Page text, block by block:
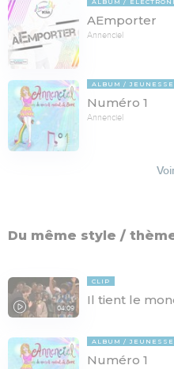
ALBUM
AEmporter
Annenciel
ALBUM JEUNESSE
Numéro 1
Annenciel
Du même style /
04:09
CLIP
Il tient le
ALBUM JEUNESSE
Numéro 1